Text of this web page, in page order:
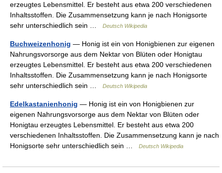
erzeugtes Lebensmittel. Er besteht aus etwa 200 verschiedenen
Inhaltsstoffen. Die Zusammensetzung kann je nach Honigsorte
sehr unterschiedlich sein …
Deutsch Wikipedia
Buchweizenhonig — Honig ist ein von Honigbienen zur eigenen
Nahrungsvorsorge aus dem Nektar von Blüten oder Honigtau
erzeugtes Lebensmittel. Er besteht aus etwa 200 verschiedenen
Inhaltsstoffen. Die Zusammensetzung kann je nach Honigsorte
sehr unterschiedlich sein …
Deutsch Wikipedia
Edelkastanienhonig — Honig ist ein von Honigbienen zur
eigenen Nahrungsvorsorge aus dem Nektar von Blüten oder
Honigtau erzeugtes Lebensmittel. Er besteht aus etwa 200
verschiedenen Inhaltsstoffen. Die Zusammensetzung kann je nach
Honigsorte sehr unterschiedlich sein …
Deutsch Wikipedia